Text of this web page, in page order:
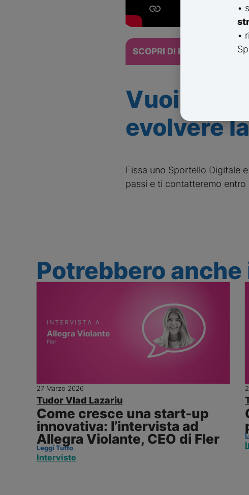
SCOPRI DI PIÙ SULLA
Vuoi
evolvere
Fissa uno Sportello Digitale
passi e ti contatteremo entro
Potrebbero
27 Marzo 2026
Tudor Vlad Lazariu
Come cresce una start-up
innovativa: l’intervista ad
Allegra Violante, CEO di Fler
Leggi Tutto
Interviste
•
•